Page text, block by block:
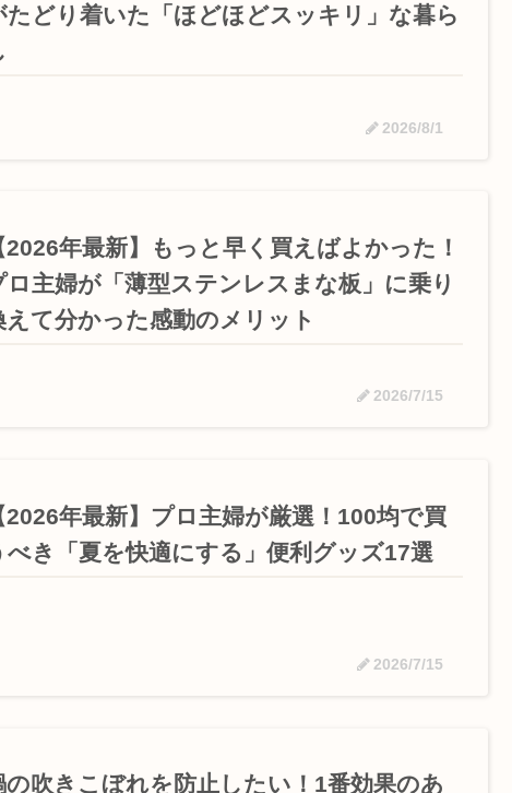
たどり着いた「ほどほどスッキリ」な暮ら
2026/8/1
2026年最新】もっと早く買えばよかった！
ロ主婦が「薄型ステンレスまな板」に乗り
えて分かった感動のメリット
2026/7/15
2026年最新】プロ主婦が厳選！100均で買
べき「夏を快適にする」便利グッズ17選
2026/7/15
の吹きこぼれを防止したい！1番効果のあ